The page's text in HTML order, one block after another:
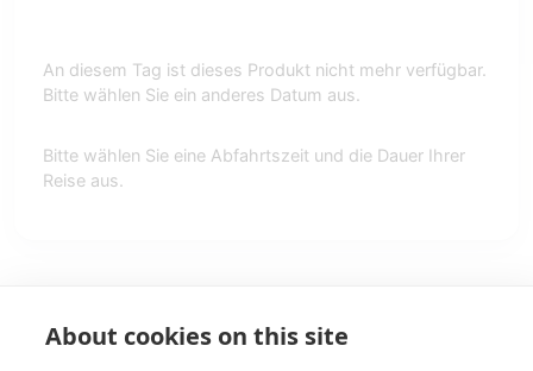
An diesem Tag ist dieses Produkt nicht mehr verfügbar.
Bitte wählen Sie ein anderes Datum aus.
Bitte wählen Sie eine Abfahrtszeit und die Dauer Ihrer
Reise aus.
About cookies on this site